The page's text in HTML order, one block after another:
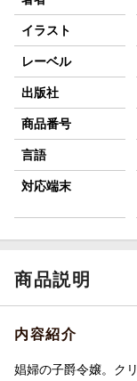
イラスト
レーベル
出版社
商品番号
言語
対応端末
商品説明
内容紹介
娼婦の子爵令嬢。ク